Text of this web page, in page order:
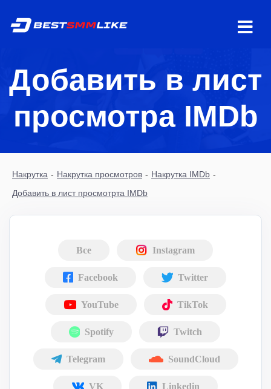
Добавить в лист
просмотра IMDb
Накрутка - Накрутка просмотров - Накрутка IMDb -
Добавить в лист просмотрта IMDb
Все Instagram
Facebook Twitter
YouTube TikTok
Spotify Twitch
Telegram SoundCloud
VK Linkedin